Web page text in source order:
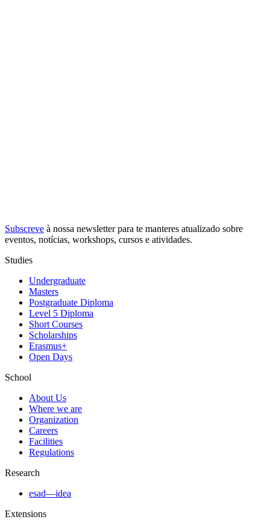
Subscreve à nossa newsletterpara te manteres atualizado sobre
eventos, notícias, workshops, cursos e atividades.
Studies
Undergraduate
Masters
Postgraduate Diploma
Level 5 Diploma
Short Courses
Scholarships
Erasmus+
Open Days
School
About Us
Where we are
Organization
Careers
Facilities
Regulations
Research
esad—idea
Extensions